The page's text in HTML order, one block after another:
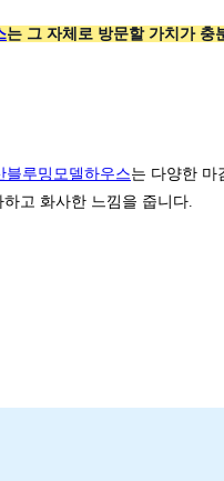
는 그 자체로 방문할 가치가 충
블루밍모델하우스는 다양한 마
고 화사한 느낌을 줍니다.